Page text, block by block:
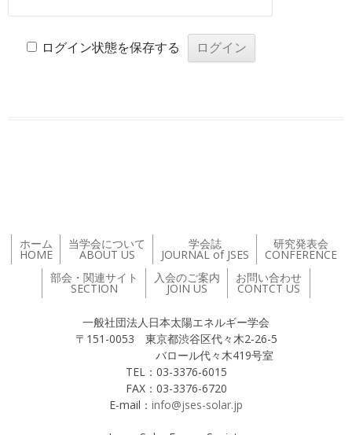
ログイン状態を保存する
ホーム
HOME
当学会について
ABOUT US
学会誌
JOURNAL of JSES
研究発表会
CONFERENCE
部会・関連サイト
SECTION
入会のご案内
JOIN US
お問い合わせ
CONTCT US
一般社団法人日本太陽エネルギー学会
〒151-0053 東京都渋谷区代々木2-26-5
バロール代々木419号室
TEL：03-3376-6015
FAX：03-3376-6720
E-mail： info@jses-solar.jp